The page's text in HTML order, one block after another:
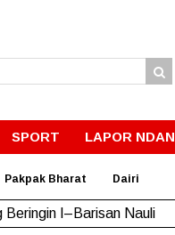
SPORT LAPOR NDAN
Pakpak Bharat Dairi
Beringin I–Barisan Nauli